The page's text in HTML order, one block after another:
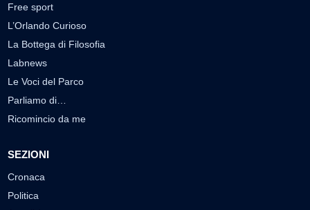
Free sport
L’Orlando Curioso
La Bottega di Filosofia
Labnews
Le Voci del Parco
Parliamo di…
Ricomincio da me
SEZIONI
Cronaca
Politica